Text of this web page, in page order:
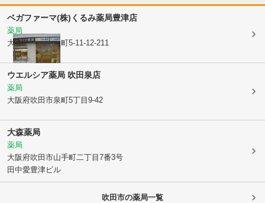
ベガファーマ(株) くるみ薬局豊津店
薬局
大阪府吹田市泉町5-11-12-211
ウエルシア薬局 吹田泉店
薬局
大阪府吹田市泉町5丁目9-42
大森薬局
薬局
大阪府吹田市山手町二丁目7番3号
田中愛豊津ビル
吹田市の薬局一覧